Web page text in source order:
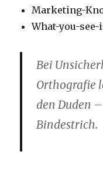
Marketing-
What-you-
Bei
Orthografie
den Duden
Bindestrich.